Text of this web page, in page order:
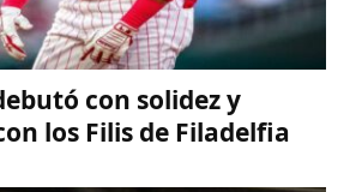
con solidez y
los Filis de Filadelfia